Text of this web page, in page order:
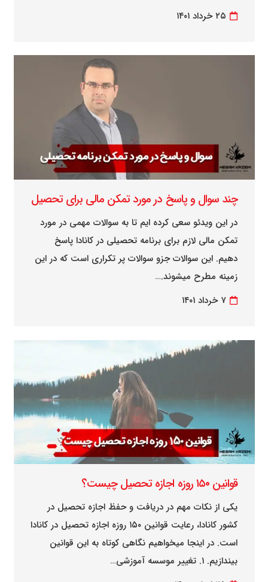
۲۵ خرداد ۱۴۰۱
چند سوال و پاسخ در مورد تمکن مالی برای تحصیل
در این ویدئو سعی کرده ایم تا به سوالات مهمی در مورد
تمکن مالی لازم برای برنامه تحصیلی در کانادا پاسخ
دهیم. این سوالات جزو سوالات پر تکراری است که در این
زمینه مطرح میشوند.…
۷ خرداد ۱۴۰۱
قوانین ۱۵۰ روزه اجازه تحصیل چیست؟
یکی از نکات مهم در دریافت و حفظ اجازه تحصیل در
کشور کانادا، رعایت قوانین ۱۵۰ روزه اجازه تحصیل در کانادا
است. در اینجا میخواهیم نگاهی کوتاه به این قوانین
بیندازیم. ۱. تغییر موسسه آموزشی…